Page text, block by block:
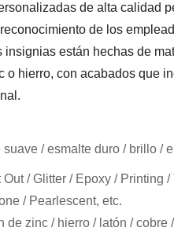
de alta calidad
de los
insignias están hechas de
o hierro, con acabados que
suave / esmalte duro / brillo /
Out / Glitter / Epoxy / Printing
/ Pearlescent, etc.
de zinc / hierro / latón / cobre